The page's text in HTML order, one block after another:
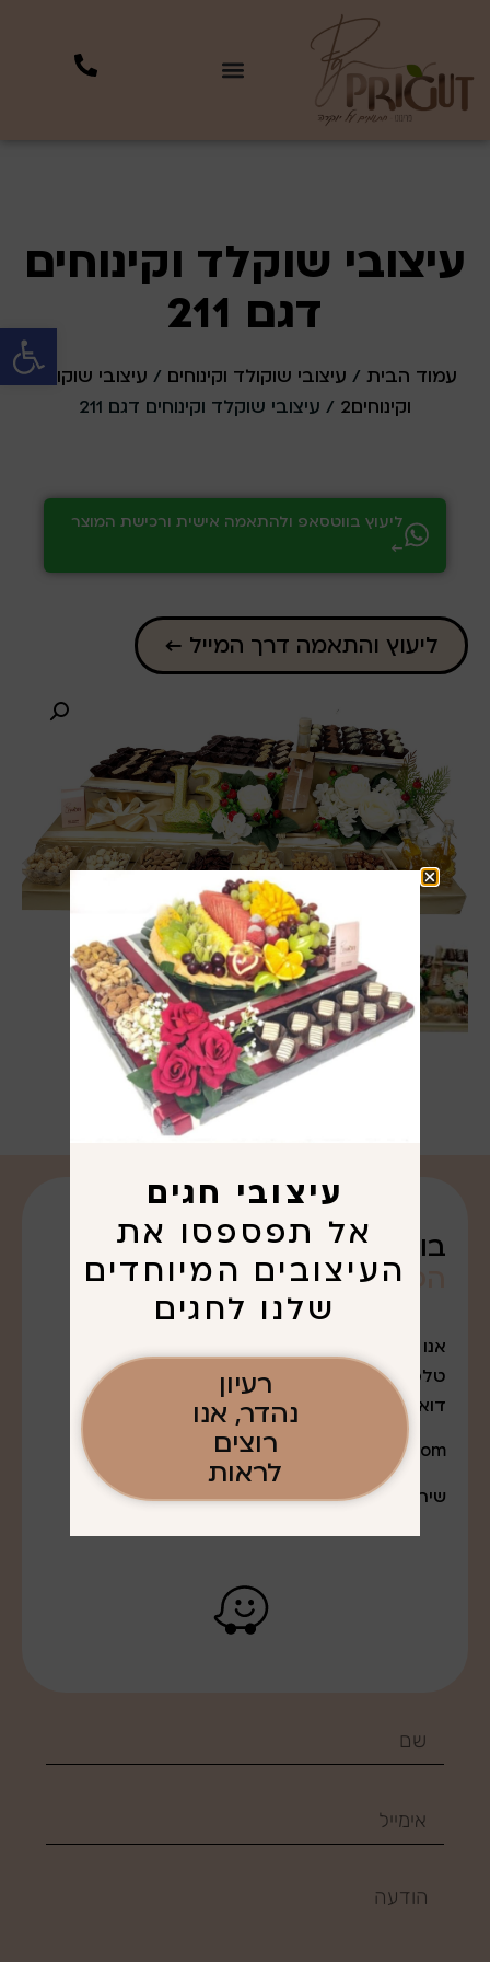
פתח
עיצובי שוקלד וקינוחים
דגם 211
עמוד הבית / עיצובי שוקולד וקינוחים / עיצובי שוקולד
וקינוחים2
/ עיצובי שוקלד וקינוחים דגם 211
ליעוץ בווטסאפ ולהתאמה אישית ורכישת המוצר
←
ליעוץ והתאמה דרך המייל ←
בואו נדבר על
הפריגוטשרציתם. . .
אנו נמצאים במודיעין עלית
טלפון: 052-7643888
דואר אלקטרוני:
q0527643888@gmail.com
שירות משלוחים לרב חלקי הארץ
עיצובי חגים
אל תפספסו את
העיצובים המיוחדים
שלנו לחגים
רעיון
נהדר, אנו
רוצים
לראות